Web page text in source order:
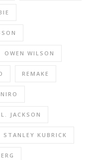
OWEN WILSON
REMAKE
JACKSON
STANLEY KUBRICK